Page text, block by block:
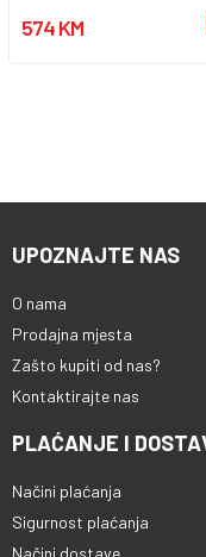
574 KM
UPOZNAJTE NAS
O nama
Prodajna mjesta
Zašto kupiti od nas?
Kontaktirajte nas
PLAĆANJE I
Načini plaćanja
Sigurnost plaćanja
Načini dostave